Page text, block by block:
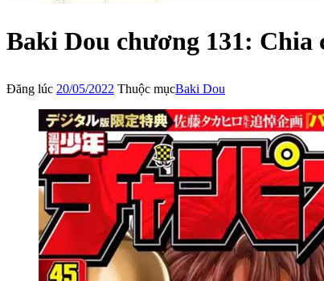
Baki Dou chương 131: Chia
Đăng lúc 20/05/2022 Thuộc mụcBaki Dou